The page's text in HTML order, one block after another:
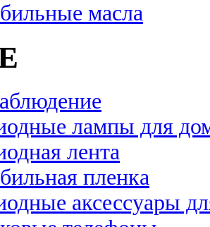
масла
лампы для
лента
пленка
аксессуары